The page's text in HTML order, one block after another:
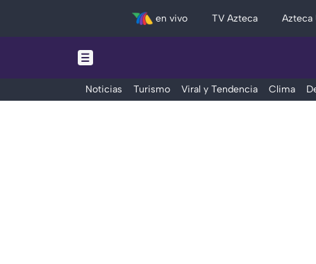
en vivo TV Azteca Azteca
Noticias Turismo Viral y Tendencia Clima